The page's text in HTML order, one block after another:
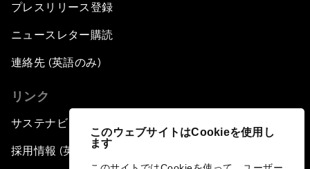
このウェブサイトはCookieを使用し
ます
プレスリリース登録
ニュースレター購読
連絡先 (英語のみ)
リンク
サステナビリティへの取り組み
採用情報 (英語のみ)